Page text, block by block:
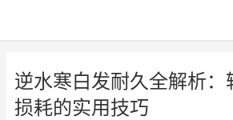
逆水寒白发耐久全解析：
损耗的实用技巧